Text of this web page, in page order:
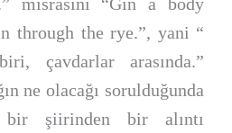
through the rye.”, yani “
çavdarlar arasında.”
ne olacağı sorulduğunda
bir şiirinden bir alıntı